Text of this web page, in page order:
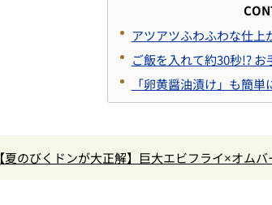
アツアツふわふわな仕上
ご飯を入れて約30秒!?
「卵黄醤油漬け」も簡単
【夏のびくドンが大正解】巨大エビフライ×オム